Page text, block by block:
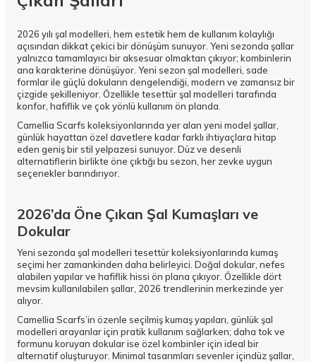
2026 yılı şal modelleri, hem estetik hem de kullanım kolaylığı
açısından dikkat çekici bir dönüşüm sunuyor. Yeni sezonda şallar
yalnızca tamamlayıcı bir aksesuar olmaktan çıkıyor; kombinlerin
ana karakterine dönüşüyor. Yeni sezon şal modelleri, sade
formlar ile güçlü dokuların dengelendiği, modern ve zamansız bir
çizgide şekilleniyor. Özellikle tesettür şal modelleri tarafında
konfor, hafiflik ve çok yönlü kullanım ön planda.
Camellia Scarfs koleksiyonlarında yer alan yeni model şallar,
günlük hayattan özel davetlere kadar farklı ihtiyaçlara hitap
eden geniş bir stil yelpazesi sunuyor. Düz ve desenli
alternatiflerin birlikte öne çıktığı bu sezon, her zevke uygun
seçenekler barındırıyor.
2026’da Öne Çıkan Şal Kumaşları ve
Dokular
Yeni sezonda şal modelleri tesettür koleksiyonlarında kumaş
seçimi her zamankinden daha belirleyici. Doğal dokular, nefes
alabilen yapılar ve hafiflik hissi ön plana çıkıyor. Özellikle dört
mevsim kullanılabilen şallar, 2026 trendlerinin merkezinde yer
alıyor.
Camellia Scarfs’in özenle seçilmiş kumaş yapıları, günlük şal
modelleri arayanlar için pratik kullanım sağlarken; daha tok ve
formunu koruyan dokular ise özel kombinler için ideal bir
alternatif oluşturuyor. Minimal tasarımları sevenler içindüz şallar,